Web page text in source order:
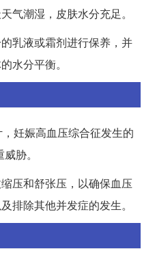
气潮湿，皮肤水分充足。
乳液或霜剂进行保养，并
水分平衡。
妊娠高血压综合征发生的
胁。
压和舒张压，以确保血压
排除其他并发症的发生。